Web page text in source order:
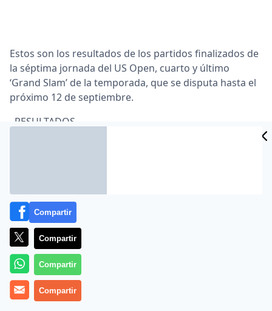
Estos son los resultados de los partidos finalizados de
la séptima jornada del US Open, cuarto y último
‘Grand Slam’ de la temporada, que se disputa hasta el
próximo 12 de septiembre.
–RESULTADOS.
Mikhail Youzhny (RUS/N.12) a John Isner (USA/N.18) 6-
4, 6-7(7), 7-6(5), 6-4.
Stanislas Wawrinka (SUI/N.25) a Andy Murray
(GBR/N.4) 6-7(3), 7-6(4), 6-3, 6-3.
RAFA NADAL (ESP/N.1) gana a Gilles Simon (FRA), por 6-
4, 6-4 y 6-2.
Compartir
Compartir
Compartir
Compartir